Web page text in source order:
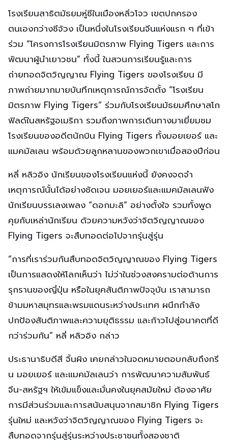
โรงเรียนสาธิตมัธยมหู่ซีในเมืองหลิ่วโจว เขตปกครอง
ตนเองกว่างซีจ้วง เป็นหนึ่งในโรงเรียนจีนแห่งแรก ๆ ที่เข้า
ร่วม “โครงการโรงเรียนมิตรภาพ Flying Tigers และการ
พัฒนาผู้นำเยาวชน” ทั้งนี้ ในสวนการเรียนรู้และการ
ถ่ายทอดจิตวิญญาณ Flying Tigers ของโรงเรียน มี
ภาพถ่ายมากมายบันทึกเหตุการณ์การจัดตั้ง “โรงเรียน
มิตรภาพ Flying Tigers” ร่วมกับโรงเรียนมัธยมศึกษาสโก
ฟิลด์ในสหรัฐอเมริกา รวมถึงภาพการเดินทางมาเยี่ยมชม
โรงเรียนของอดีตนักบิน Flying Tigers ทั้งมอยเยอร์ และ
แมคมัลเลน พร้อมด้วยลูกหลานของพวกเขาเมื่อสองปีก่อน
หลี่ หลิวอิง นักเรียนของโรงเรียนแห่งนี้ ยังคงจดจำ
เหตุการณ์นั้นได้อย่างชัดเจน มอยเยอร์และแมคมัลเลนฟัง
นักเรียนบรรเลงเพลง “ดอกมะลิ” อย่างตั้งใจ รวมทั้งพูด
คุยกับเหล่านักเรียน ด้วยความหวังว่าจิตวิญญาณของ
Flying Tigers จะสืบทอดต่อไปจากรุ่นสู่รุ่น
“การที่เราร่วมกันสืบทอดจิตวิญญาณของ Flying Tigers
เป็นการแสดงให้โลกเห็นว่า ไม่ว่าในช่วงสงครามต่อต้านการ
รุกรานของญี่ปุ่น หรือในยุคสันติภาพปัจจุบัน เราสามารถ
ข้ามมหาสมุทรและพรมแดนระหว่างประเทศ ผนึกกำลัง
ปกป้องสันติภาพและความยุติธรรม และก้าวไปสู่อนาคตที่ดี
กว่าร่วมกัน” หลี่ หลิวอิง กล่าว
ประธานาธิบดีสี จิ้นผิง เคยกล่าวในจดหมายตอบกลับถึงกรี
น มอยเยอร์ และแมคมัลเลนว่า การพัฒนาความสัมพันธ์
จีน-สหรัฐฯ ให้เข้มแข็งและมั่นคงในยุคสมัยใหม่ ต้องอาศัย
การมีส่วนร่วมและการสนับสนุนจากสมาชิก Flying Tigers
รุ่นใหม่ และหวังว่าจิตวิญญาณของ Flying Tigers จะ
สืบทอดจากรุ่นสู่รุ่นระหว่างประชาชนทั้งสองชาติ